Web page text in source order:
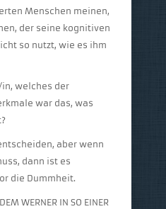
Menschen meinen,
der seine kognitiven
so nutzt, wie es ihm
welches der
war das, was
aber wenn
dann ist es
die Dummheit.
WERNER IN SO EINER